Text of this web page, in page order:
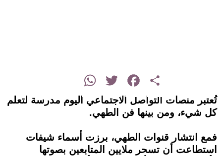
Share
Facebook
Twitter
WhatsApp
تُعتبر منصات التواصل الاجتماعي اليوم مدرسة لتعلم
كل شيء، ومن بينها فن الطهي.
فمع انتشار قنوات الطهي، برزت أسماء شيفات
استطاعت أن تسحر ملايين المتابعين بصوتها